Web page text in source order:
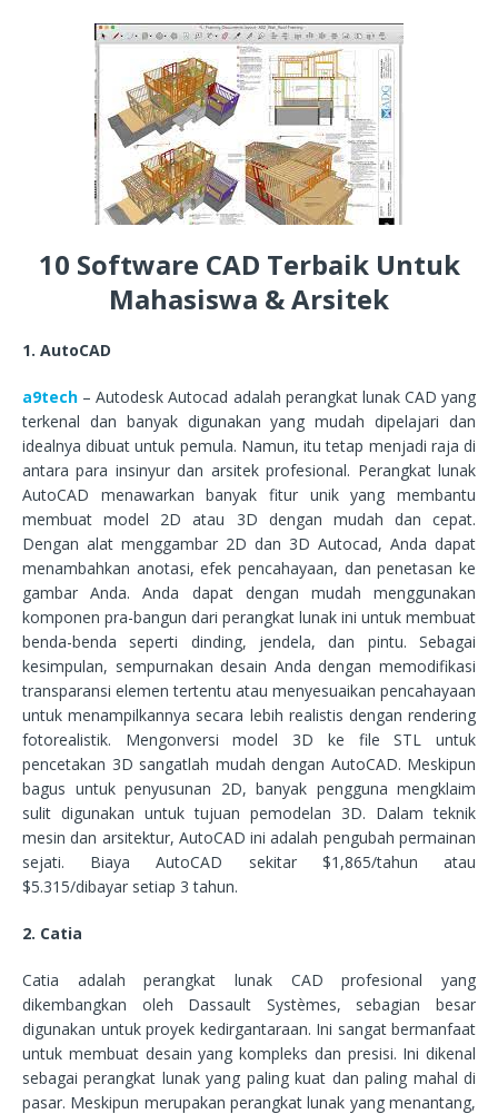
10 Software CAD Terbaik Untuk
Mahasiswa & Arsitek
1. AutoCAD
a9tech – Autodesk Autocad adalah perangkat lunak CAD yang
terkenal dan banyak digunakan yang mudah dipelajari dan
idealnya dibuat untuk pemula. Namun, itu tetap menjadi raja di
antara para insinyur dan arsitek profesional. Perangkat lunak
AutoCAD menawarkan banyak fitur unik yang membantu
membuat model 2D atau 3D dengan mudah dan cepat.
Dengan alat menggambar 2D dan 3D Autocad, Anda dapat
menambahkan anotasi, efek pencahayaan, dan penetasan ke
gambar Anda. Anda dapat dengan mudah menggunakan
komponen pra-bangun dari perangkat lunak ini untuk membuat
benda-benda seperti dinding, jendela, dan pintu. Sebagai
kesimpulan, sempurnakan desain Anda dengan memodifikasi
transparansi elemen tertentu atau menyesuaikan pencahayaan
untuk menampilkannya secara lebih realistis dengan rendering
fotorealistik. Mengonversi model 3D ke file STL untuk
pencetakan 3D sangatlah mudah dengan AutoCAD. Meskipun
bagus untuk penyusunan 2D, banyak pengguna mengklaim
sulit digunakan untuk tujuan pemodelan 3D. Dalam teknik
mesin dan arsitektur, AutoCAD ini adalah pengubah permainan
sejati. Biaya AutoCAD sekitar $1,865/tahun atau
$5.315/dibayar setiap 3 tahun.
2. Catia
Catia adalah perangkat lunak CAD profesional yang
dikembangkan oleh Dassault Systèmes, sebagian besar
digunakan untuk proyek kedirgantaraan. Ini sangat bermanfaat
untuk membuat desain yang kompleks dan presisi. Ini dikenal
sebagai perangkat lunak yang paling kuat dan paling mahal di
pasar. Meskipun merupakan perangkat lunak yang menantang,